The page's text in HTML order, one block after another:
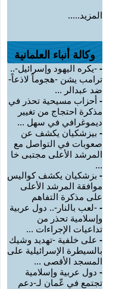
المزيد.....
وكالة أنباء العلمانية
- -يكره اليهود وإسرائيل-..
ترامب يشن -هجوماً لاذعاً-
ضد عبدالر ...
- أحزاب مسيحية تحذر في
مذكرة احتجاج من تغيير
ديموغرافي في سهل ...
- بيزشكيان يكشف عن
صعوبات في التواصل مع
المرشد الأعلى مجتبى خا
...
- بزشكيان يكشف كواليس
موافقة المرشد الأعلى
على مذكرة التفاهم
- -لعب بالنار-.. دول عربية
وإسلامية تحذر من
تداعيات الإجراءات ...
- على خلفية -تهديد وشيك
بالسيطرة الإسرائيلية على
المسجد الأقصى ...
- دول عربية وإسلامية
تجتمع في عّمان لـ-دعم